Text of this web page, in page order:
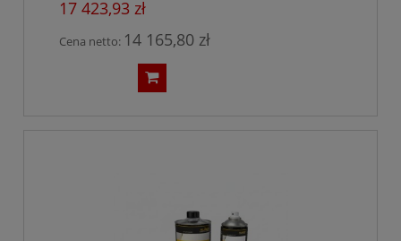
17 423,93 zł
Cena netto: 14 165,80 zł